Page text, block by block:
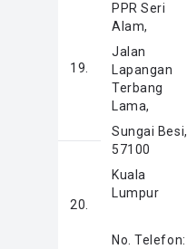
PPR Seri
Alam,
Jalan
Lapangan
Terbang
Lama,
Sungai Besi,
57100
Kuala
Lumpur
No. Telefon:
19.
20.